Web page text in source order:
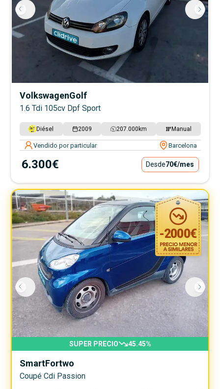
VolkswagenGolf
1.6 Tdi 105cv Dpf Sport
Diésel 2009 207.000 km Manual
Vendido por particular Barcelona
6.300€ Desde70€/mes
-2000€
SUPER PRECIO 45.45%
SmartFortwo
Coupé Cdi Passion